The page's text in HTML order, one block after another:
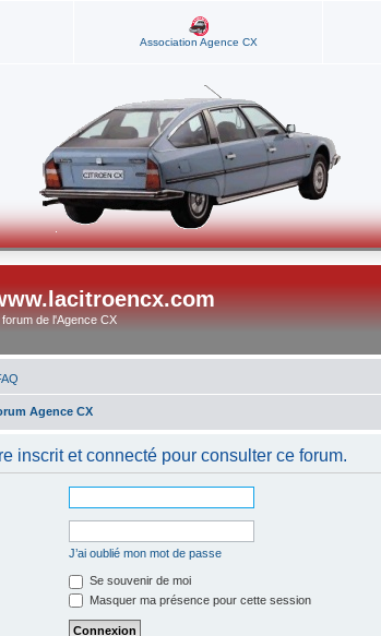
Association Agence CX
forum de l'Agence CX
Agence CX
inscrit et connecté pour consulter ce forum.
J’ai oublié mon mot de passe
Se souvenir de moi
Masquer ma présence pour cette session